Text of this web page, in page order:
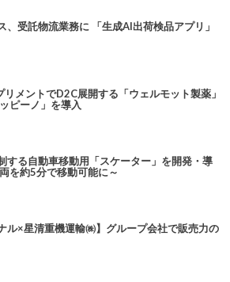
、受託物流業務に 「生成AI出荷検品アプリ」
リメントでD2C展開する「ウェルモット製薬」
ピーノ」を導入
する自動車移動用「スケーター」を開発・導
を約5分で移動可能に～
ル×星清重機運輸㈱】グループ会社で販売力の